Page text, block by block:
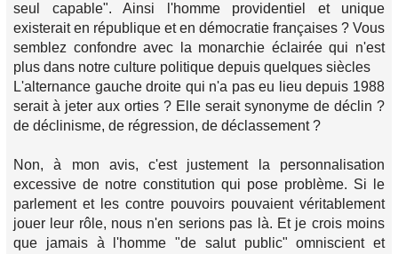
seul capable". Ainsi l'homme providentiel et unique
existerait en république et en démocratie françaises ? Vous
semblez confondre avec la monarchie éclairée qui n'est
plus dans notre culture politique depuis quelques siècles
L'alternance gauche droite qui n'a pas eu lieu depuis 1988
serait à jeter aux orties ? Elle serait synonyme de déclin ?
de déclinisme, de régression, de déclassement ?
Non, à mon avis, c'est justement la personnalisation
excessive de notre constitution qui pose problème. Si le
parlement et les contre pouvoirs pouvaient véritablement
jouer leur rôle, nous n'en serions pas là. Et je crois moins
que jamais à l'homme "de salut public" omniscient et